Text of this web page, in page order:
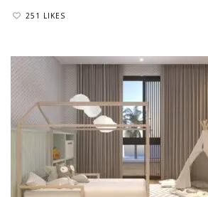
251 LIKES